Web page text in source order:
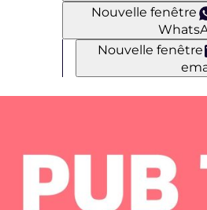
Nouvelle fenêtre
Nouvelle fenêtre